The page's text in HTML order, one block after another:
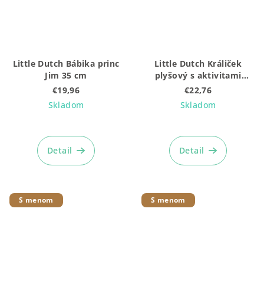
Little Dutch Bábika princ
Jim 35 cm
€19,96
Skladom
Detail
Little Dutch Králiček
plyšový s aktivitami
Newborn Naturals
€22,76
Skladom
Detail
S menom S menom